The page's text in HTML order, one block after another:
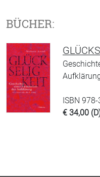
BÜCHER:
ISBN
€ 34,00